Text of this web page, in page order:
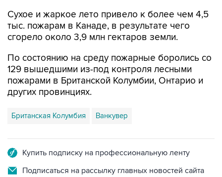
Сухое и жаркое лето привело к более чем 4,5
тыс. пожарам в Канаде, в результате чего
сгорело около 3,9 млн гектаров земли.
По состоянию на среду пожарные боролись со
129 вышедшими из-под контроля лесными
пожарами в Британской Колумбии, Онтарио и
других провинциях.
Британская Колумбия Ванкувер
Купить подписку на профессиональную ленту
Подписаться на рассылку главных новостей сайта